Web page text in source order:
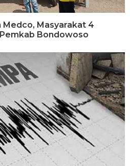
Medco, Masyarakat 4
Bondowoso